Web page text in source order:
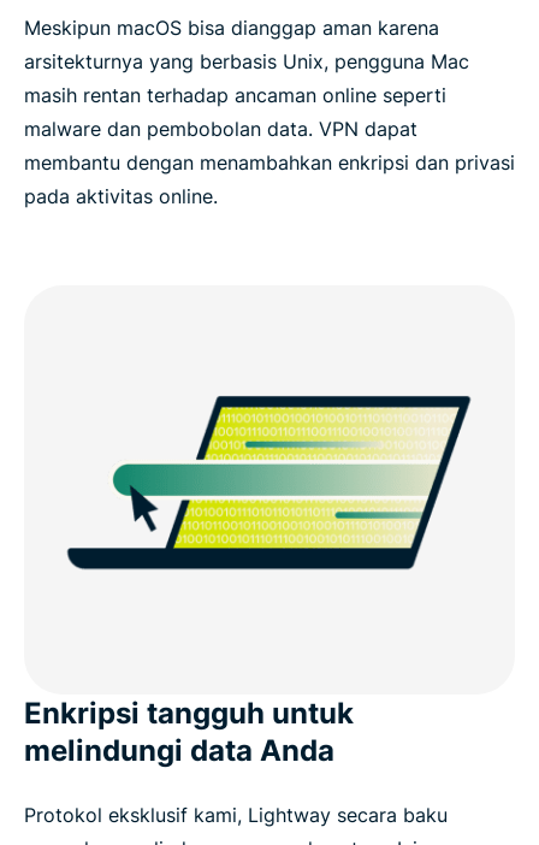
Meskipun macOS bisa dianggap aman karena
arsitekturnya yang berbasis Unix, pengguna Mac
masih rentan terhadap ancaman online seperti
malware dan pembobolan data. VPN dapat
membantu dengan menambahkan enkripsi dan privasi
pada aktivitas online.
Enkripsi tangguh untuk
melindungi data Anda
Protokol eksklusif kami, Lightway secara baku